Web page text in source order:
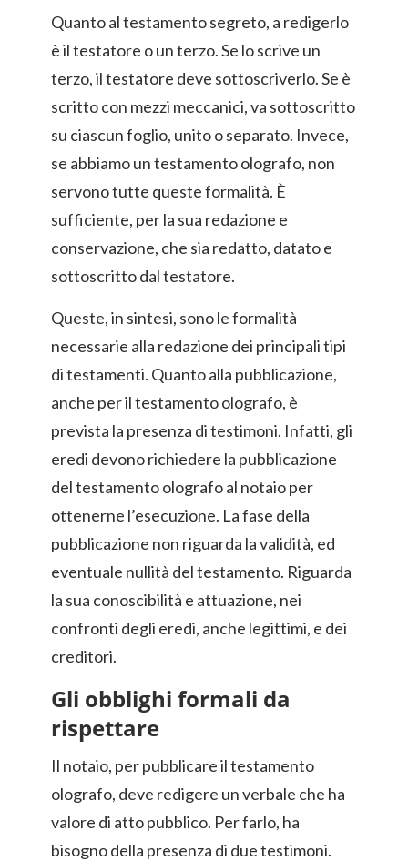
Quanto al testamento segreto, a redigerlo
è il testatore o un terzo. Se lo scrive un
terzo, il testatore deve sottoscriverlo. Se è
scritto con mezzi meccanici, va sottoscritto
su ciascun foglio, unito o separato. Invece,
se abbiamo un testamento olografo, non
servono tutte queste formalità. È
sufficiente, per la sua redazione e
conservazione, che sia redatto, datato e
sottoscritto dal testatore.
Queste, in sintesi, sono le formalità
necessarie alla redazione dei principali tipi
di testamenti. Quanto alla pubblicazione,
anche per il testamento olografo, è
prevista la presenza di testimoni. Infatti, gli
eredi devono richiedere la pubblicazione
del testamento olografo al notaio per
ottenerne l’esecuzione. La fase della
pubblicazione non riguarda la validità, ed
eventuale nullità del testamento. Riguarda
la sua conoscibilità e attuazione, nei
confronti degli eredi, anche legittimi, e dei
creditori.
Gli obblighi formali da
rispettare
Il notaio, per pubblicare il testamento
olografo, deve redigere un verbale che ha
valore di atto pubblico. Per farlo, ha
bisogno della presenza di due testimoni.